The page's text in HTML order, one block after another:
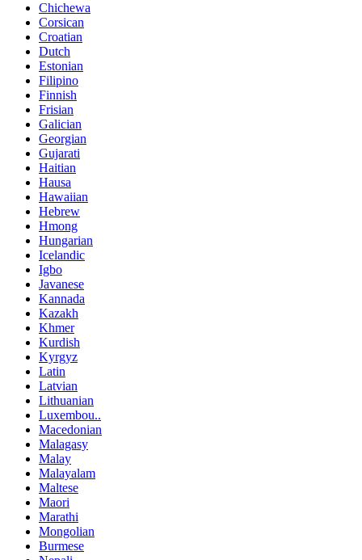
Chichewa
Corsican
Croatian
Dutch
Estonian
Filipino
Finnish
Frisian
Galician
Georgian
Gujarati
Haitian
Hausa
Hawaiian
Hebrew
Hmong
Hungarian
Icelandic
Igbo
Javanese
Kannada
Kazakh
Khmer
Kurdish
Kyrgyz
Latin
Latvian
Lithuanian
Luxembou..
Macedonian
Malagasy
Malay
Malayalam
Maltese
Maori
Marathi
Mongolian
Burmese